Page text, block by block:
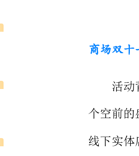
增加电器的销售。